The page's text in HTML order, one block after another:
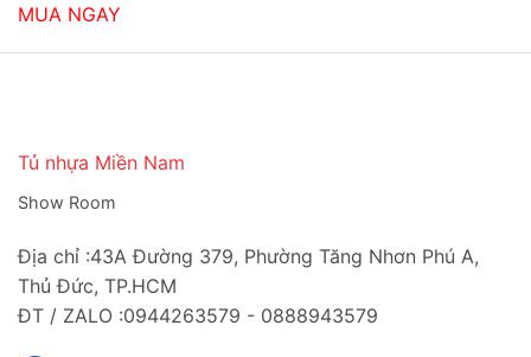
MUA NGAY
Tủ nhựa Miền Nam
Show Room
Địa chỉ :43A Đường 379, Phường Tăng Nhơn Phú A,
Thủ Đức, TP.HCM
ĐT / ZALO :0944263579 - 0888943579